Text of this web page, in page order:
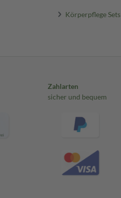
Körperpflege Sets
Zahlarten
sicher und bequem